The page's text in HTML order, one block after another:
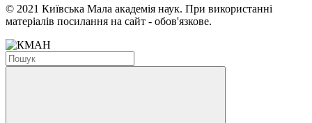
© 2021 Київська Мала академія наук. При використанні
матеріалів посилання на сайт - обов'язкове.